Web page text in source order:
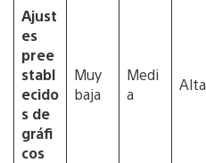
Ajust
es
pree
stabl
ecido
s de
gráfi
cos
Muy
baja
Medi
a
Alta